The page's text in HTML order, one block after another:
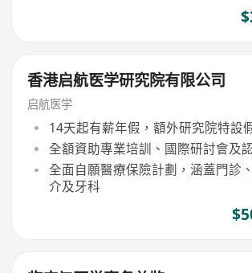
香港启航医学研究院有限公司
启航医学
14天起有薪年假，額外研究院特設
全額資助專業培訓、國際研討會及
全面自願醫療保險計劃，涵蓋門診
介及牙科